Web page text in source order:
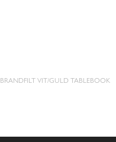
BRANDFILT VIT/GULD TABLEBOOK